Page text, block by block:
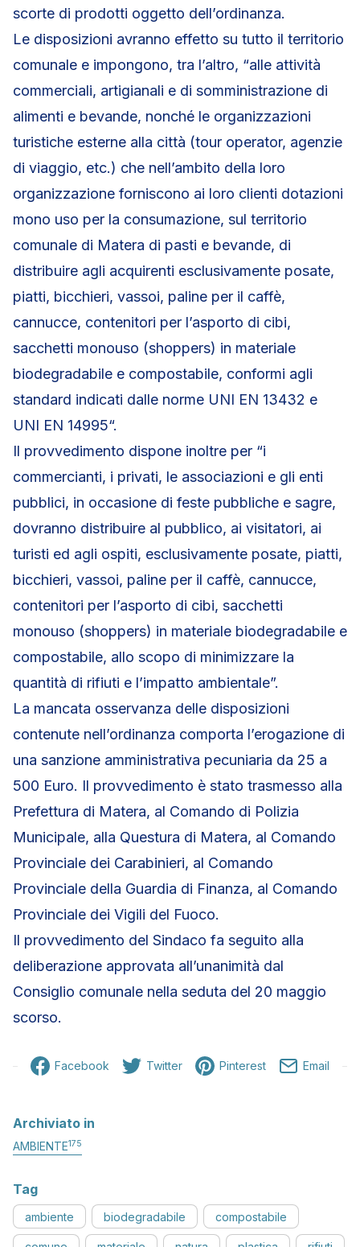
scorte di prodotti oggetto dell’ordinanza.
Le disposizioni avranno effetto su tutto il territorio
comunale e impongono, tra l’altro, “alle attività
commerciali, artigianali e di somministrazione di
alimenti e bevande, nonché le organizzazioni
turistiche esterne alla città (tour operator, agenzie
di viaggio, etc.) che nell’ambito della loro
organizzazione forniscono ai loro clienti dotazioni
mono uso per la consumazione, sul territorio
comunale di Matera di pasti e bevande, di
distribuire agli acquirenti esclusivamente posate,
piatti, bicchieri, vassoi, paline per il caffè,
cannucce, contenitori per l’asporto di cibi,
sacchetti monouso (shoppers) in materiale
biodegradabile e compostabile, conformi agli
standard indicati dalle norme UNI EN 13432 e
UNI EN 14995“.
Il provvedimento dispone inoltre per “i
commercianti, i privati, le associazioni e gli enti
pubblici, in occasione di feste pubbliche e sagre,
dovranno distribuire al pubblico, ai visitatori, ai
turisti ed agli ospiti, esclusivamente posate, piatti,
bicchieri, vassoi, paline per il caffè, cannucce,
contenitori per l’asporto di cibi, sacchetti
monouso (shoppers) in materiale biodegradabile e
compostabile, allo scopo di minimizzare la
quantità di rifiuti e l’impatto ambientale”.
La mancata osservanza delle disposizioni
contenute nell’ordinanza comporta l’erogazione di
una sanzione amministrativa pecuniaria da 25 a
500 Euro. Il provvedimento è stato trasmesso alla
Prefettura di Matera, al Comando di Polizia
Municipale, alla Questura di Matera, al Comando
Provinciale dei Carabinieri, al Comando
Provinciale della Guardia di Finanza, al Comando
Provinciale dei Vigili del Fuoco.
Il provvedimento del Sindaco fa seguito alla
deliberazione approvata all’unanimità dal
Consiglio comunale nella seduta del 20 maggio
scorso.
Facebook Twitter Pinterest Email
Archiviato in
AMBIENTE175
Tag
ambiente biodegradabile compostabile